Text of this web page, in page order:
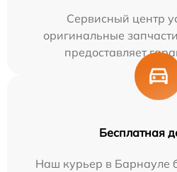
Сервисный центр
оригинальные
предоставляет
Бесплатная
Наш курьер в Барнауле